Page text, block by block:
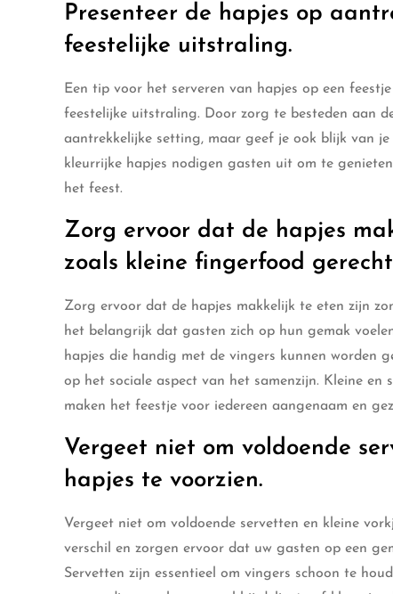
Presenteer de hapjes op
feestelijke uitstraling.
Een tip voor het serveren van hapjes op een
feestelijke uitstraling. Door zorg te besteden aan
aantrekkelijke setting, maar geef je ook blijk van
kleurrijke hapjes nodigen gasten uit om te
het feest.
Zorg ervoor dat de hapjes
zoals kleine fingerfood
Zorg ervoor dat de hapjes makkelijk te eten zijn
het belangrijk dat gasten zich op hun gemak
hapjes die handig met de vingers kunnen worden
op het sociale aspect van het samenzijn. Kleine
maken het feestje voor iedereen aangenaam en
Vergeet niet om voldoende
hapjes te voorzien.
Vergeet niet om voldoende servetten en kleine
verschil en zorgen ervoor dat uw gasten op een
Servetten zijn essentieel om vingers schoon te